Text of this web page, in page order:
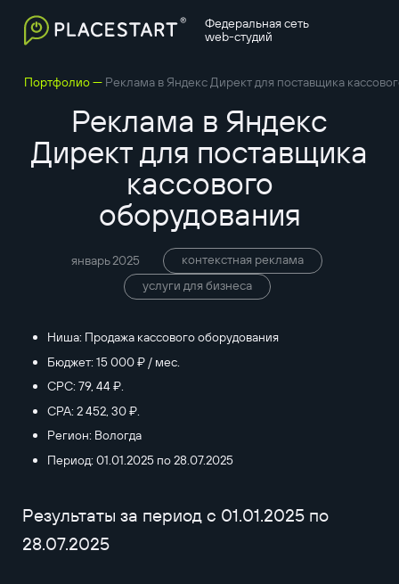
Федеральная сеть
web-студий
Портфолио— Реклама в Яндекс Директ для поставщика
Реклама в Яндекс
Директ для поставщика
кассового
оборудования
январь 2025
контекстная реклама
услуги для бизнеса
Ниша: Продажа кассового оборудования
Бюджет: 15 000 ₽ / мес.
CPC: 79, 44 ₽.
CPA: 2 452, 30 ₽.
Регион: Вологда
Период: 01.01.2025 по 28.07.2025
Результаты за период с 01.01.2025 по
28.07.2025